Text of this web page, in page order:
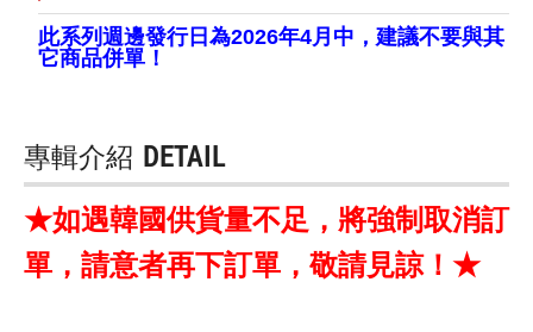
此系列週邊發行日為2026年4月中，建議不要與其
它商品併單！
專輯介紹 DETAIL
★如遇韓國供貨量不足，將強制取消訂
單，請意者再下訂單，敬請見諒！★